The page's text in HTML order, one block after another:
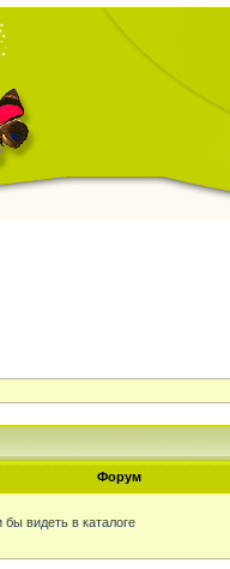
Форум
видеть в каталоге